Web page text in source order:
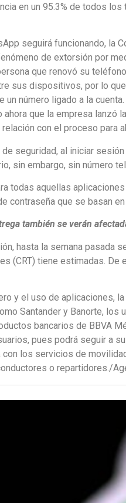
en un 95.3% de todos
seguirá funcionando, la
de extorsión por
que renovó su
sus dispositivos, por lo
un número ligado a la cuenta.
que la empresa lanzó
con el proceso para
seguridad, al iniciar
sin embargo, sin número
todas aquellas
contraseña que se basan
también se verán
hasta la semana pasada
(CRT) tiene estimadas.
y el uso de aplicaciones,
Santander y Banorte,
bancarios de BBVA
pues podrá seguir a
los servicios de
o repartidores./